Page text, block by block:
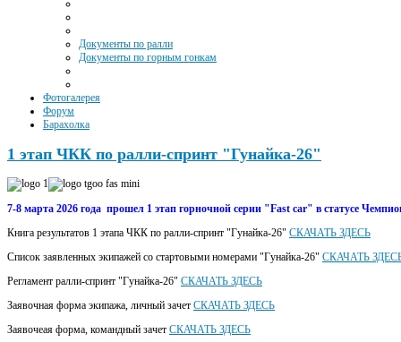
Документы по ралли
Документы по горным гонкам
Фотогалерея
Форум
Барахолка
1 этап ЧКК по ралли-спринт "Гунайка-26"
7-8 марта 2026 года прошел 1 этап горночной серии "Fast car" в статусе
Книга результатов 1 этапа ЧКК по ралли-спринт "Гунайка-26" СКАЧАТЬ ЗДЕСЬ
Список заявленных экипажей со стартовыми номерами "Гунайка-26" СКАЧАТЬ
Регламент ралли-спринт "Гунайка-26" СКАЧАТЬ ЗДЕСЬ
Заявочная форма экипажа, личный зачет СКАЧАТЬ ЗДЕСЬ
Заявочеая форма, командный зачет СКАЧАТЬ ЗДЕСЬ